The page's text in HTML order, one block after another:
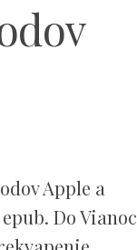
Apple a
Do Vianoc